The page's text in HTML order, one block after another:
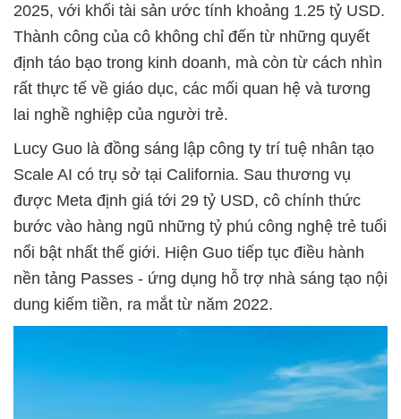
2025, với khối tài sản ước tính khoảng 1.25 tỷ USD.
Thành công của cô không chỉ đến từ những quyết
định táo bạo trong kinh doanh, mà còn từ cách nhìn
rất thực tế về giáo dục, các mối quan hệ và tương
lai nghề nghiệp của người trẻ.
Lucy Guo là đồng sáng lập công ty trí tuệ nhân tạo
Scale AI có trụ sở tại California. Sau thương vụ
được Meta định giá tới 29 tỷ USD, cô chính thức
bước vào hàng ngũ những tỷ phú công nghệ trẻ tuổi
nổi bật nhất thế giới. Hiện Guo tiếp tục điều hành
nền tảng Passes - ứng dụng hỗ trợ nhà sáng tạo nội
dung kiếm tiền, ra mắt từ năm 2022.